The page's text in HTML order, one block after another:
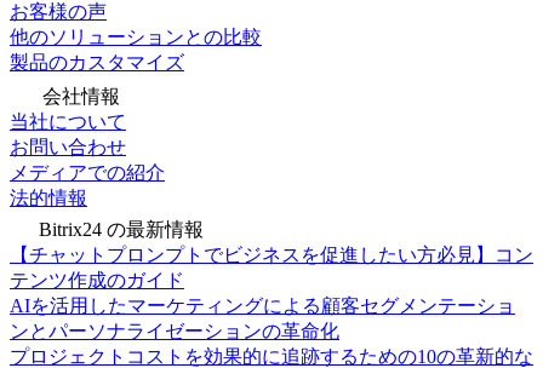
お客様の声
他のソリューションとの比較
製品のカスタマイズ
会社情報
当社について
お問い合わせ
メディアでの紹介
法的情報
Bitrix24 の最新情報
【チャットプロンプトでビジネスを促進したい方必見】コン
テンツ作成のガイド
AIを活用したマーケティングによる顧客セグメンテーショ
ンとパーソナライゼーションの革命化
プロジェクトコストを効果的に追跡するための10の革新的な